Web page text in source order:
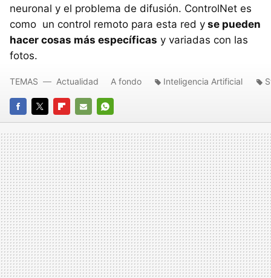
neuronal y el problema de difusión. ControlNet es
como un control remoto para esta red y se pueden
hacer cosas más específicas y variadas con las
fotos.
FACEBOOK
TWITTERFLIPBOARD
E-
MAIL
WHATSAPP
TEMAS Actualidad A fondo Inteligencia Artificial